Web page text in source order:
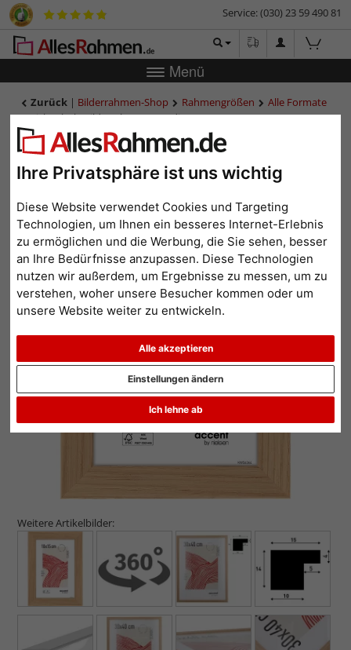
Ihre Privatsphäre ist uns wichtig
Diese Website verwendet Cookies und Targeting
Technologien, um Ihnen ein besseres Internet-Erlebnis
zu ermöglichen und die Werbung, die Sie sehen, besser
an Ihre Bedürfnisse anzupassen. Diese Technologien
nutzen wir außerdem, um Ergebnisse zu messen, um zu
verstehen, woher unsere Besucher kommen oder um
unsere Website weiter zu entwickeln.
Alle akzeptieren
Ich lehne ab
Einstellungen ändern
Service: (030) 23 59 490 81
Menü
Zurück | Bilderrahmen-Shop Rahmengrößen
Alle Formate
Eichenholz-Bilderrahmen Scandic
Eichenholz-Bilderrahmen
Scandic
Weitere Artikelbilder: